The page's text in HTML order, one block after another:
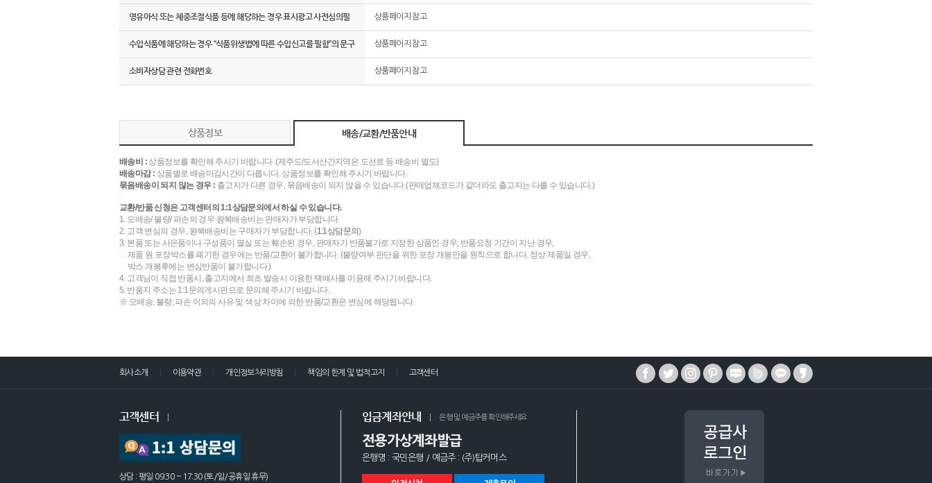
영유아식 또는 체중조절식품 등에 해당하는 경우 표시광고 사전심의필 상품페이지 참고
수입식품에 해당하는 경우 “식품위생법에 따른 수입신고를 필함”의 문구 상품페이지 참고
소비자상담 관련 전화번호 상품페이지 참고
상품정보 배송/교환/반품안내
배송비 :상품정보를 확인해 주시기 바랍니다. (제주도/도서산간지역은 도선료 등 배송비 별도)
배송마감 : 상품별로 배송마감시간이 다릅니다. 상품정보를 확인해 주시기 바랍니다.
묶음배송이 되지 않는 경우 : 출고지가 다른 경우, 묶음배송이 되지 않을 수 있습니다.(판매업체코드가 같더라도 출고지는 다를 수 있습니다.)
교환/반품 신청은 고객센터의 1:1상담문의에서 하실 수 있습니다.
1. 오배송/ 불량/ 파손의 경우 왕복배송비는 판매자가 부담합니다.
2. 고객 변심의 경우, 왕복배송비는 구매자가 부담합니다. (1:1상담문의)
3. 본품 또는 사은품이나 구성품이 멸실 또는 훼손된 경우, 판매자가 반품불가로 지정한 상품인 경우, 반품요청 기간이 지난 경우,
제품 원 포장박스를 폐기한 경우에는 반품/교환이 불가합니다. (불량여부 판단을 위한 포장 개봉만을 원칙으로 합니다. 정상 제품일 경우,
박스 개봉후에는 변심반품이 불가합니다.)
4. 고객님이 직접 반품시, 출고지에서 최초 발송시 이용한 택배사를 이용해 주시기 바랍니다.
5. 반품지 주소는 1:1문의게시판으로 문의해 주시기 바랍니다.
※ 오배송, 불량, 파손 이외의 사유 및 색상 차이에 의한 반품/교환은 변심에 해당됩니다.
회사소개 이용약관 개인정보처리방침 책임의 한계 및 법적고지 고객센터
고객센터
상담 : 평일 09:30 ~ 17:30 (토/일/공휴일 휴무)
입금계좌안내 은행 및 예금주를 확인해주세요
전용가상계좌발급
은행명 : 국민은행 / 예금주 : (주)탑커머스